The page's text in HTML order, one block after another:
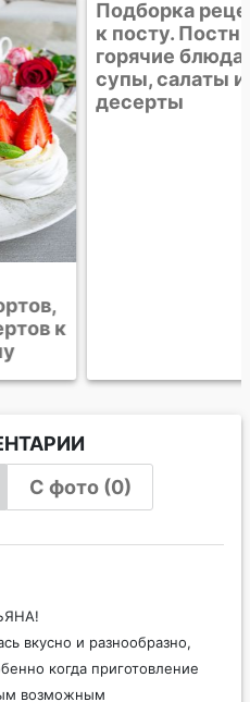
к посту. Постные
горячие блюда,
десерты
С фото (0)
вкусно и разнообразно,
когда приготовление